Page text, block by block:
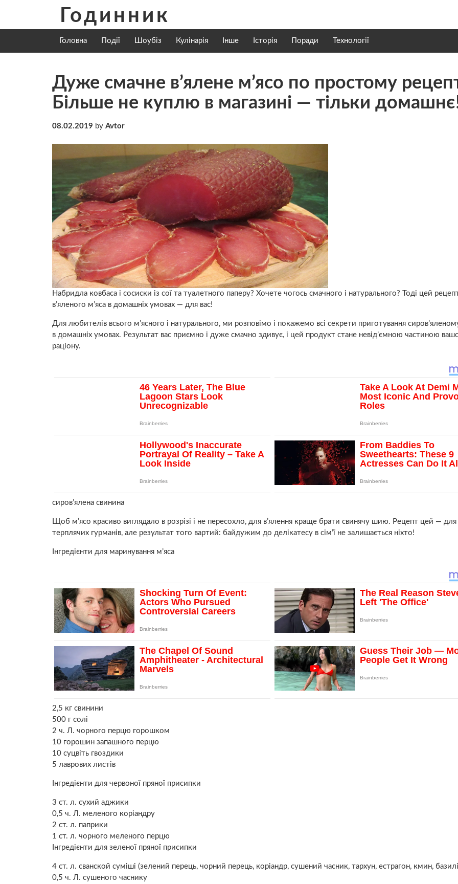
content
Годинник
Головна Події Шоубіз Кулінарія Інше Історія Поради Технології
Дуже смачне в’ялене м’ясо по простому
Більше не куплю в магазині — тільки
08.02.2019 by Avtor
Набридла ковбаса і сосиски із сої та туалетного паперу? Хочете чогось смачного і натурального? Тоді цей
в’яленого м’яса в домашніх умовах — для вас!
Для любителів всього м’ясного і натурального, ми розповімо і покажемо всі секрети приготування
в домашніх умовах. Результат вас приємно і дуже смачно здивує, і цей продукт стане невід’ємною частиною
раціону.
сиров’ялена свинина
Щоб м’ясо красиво виглядало в розрізі і не пересохло, для в’ялення краще брати свинячу шию. Рецепт цей — для
терплячих гурманів, але результат того вартий: байдужим до делікатесу в сім’ї не залишається ніхто!
Інгредієнти для маринування м’яса
2,5 кг свинини
500 г солі
2 ч. Л. чорного перцю горошком
10 горошин запашного перцю
10 суцвіть гвоздики
5 лаврових листів
Інгредієнти для червоної пряної присипки
3 ст. л. сухий аджики
0,5 ч. Л. меленого коріандру
2 ст. л. паприки
1 ст. л. чорного меленого перцю
Інгредієнти для зеленої пряної присипки
4 ст. л. сванской суміші (зелений перець, чорний перець, коріандр, сушений часник, тархун, естрагон, кмин,
0,5 ч. Л. сушеного часнику